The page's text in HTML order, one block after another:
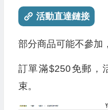
活動直達鏈接
部分商品可能不參加
訂單滿$250免郵，
束。